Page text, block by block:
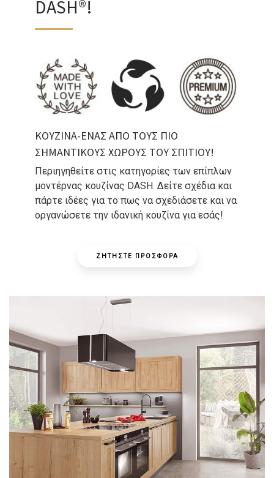
DASH®!
ΚΟΥΖΙΝΑ-ΕΝΑΣ ΑΠΟ ΤΟΥΣ ΠΙΟ
ΣΗΜΑΝΤΙΚΟΥΣ ΧΩΡΟΥΣ ΤΟΥ ΣΠΙΤΙΟΥ!
Περιηγηθείτε στις κατηγορίες των επίπλων
μοντέρνας κουζίνας DASH. Δείτε σχέδια και
πάρτε ιδέες για το πως να σχεδιάσετε και να
οργανώσετε την ιδανική κουζίνα για εσάς!
ΖΗΤΗΣΤΕ ΠΡΟΣΦΟΡΑ